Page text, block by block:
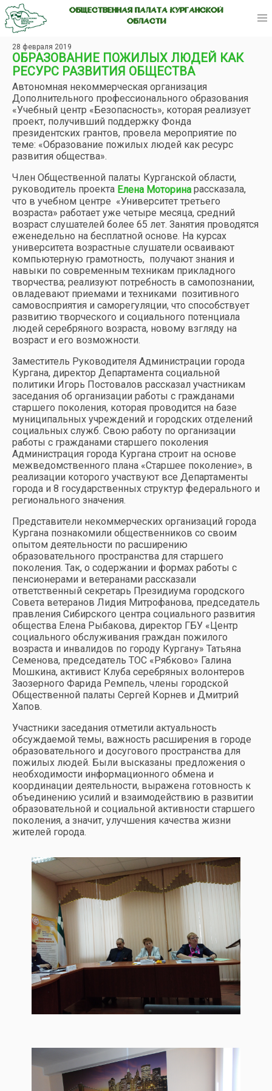
ОБЩЕСТВЕННАЯ ПАЛАТА КУРГАНСКОЙ
ОБЛАСТИ
28 февраля 2019
ОБРАЗОВАНИЕ ПОЖИЛЫХ ЛЮДЕЙ КАК
РЕСУРС РАЗВИТИЯ ОБЩЕСТВА
Автономная некоммерческая организация
Дополнительного профессионального образования
«Учебный центр «Безопасность», которая реализует
проект, получивший поддержку Фонда
президентских грантов, провела мероприятие по
теме: «Образование пожилых людей как ресурс
развития общества».
Член Общественной палаты Курганской области,
руководитель проекта Елена Моторина рассказала,
что в учебном центре «Университет третьего
возраста» работает уже четыре месяца, средний
возраст слушателей более 65 лет. Занятия проводятся
еженедельно на бесплатной основе. На курсах
университета возрастные слушатели осваивают
компьютерную грамотность, получают знания и
навыки по современным техникам прикладного
творчества; реализуют потребность в самопознании,
овладевают приемами и техниками позитивного
самовосприятия и саморегуляции, что способствует
развитию творческого и социального потенциала
людей серебряного возраста, новому взгляду на
возраст и его возможности.
Заместитель Руководителя Администрации города
Кургана, директор Департамента социальной
политики Игорь Постовалов рассказал участникам
заседания об организации работы с гражданами
старшего поколения, которая проводится на базе
муниципальных учреждений и городских отделений
социальных служб. Свою работу по организации
работы с гражданами старшего поколения
Администрация города Кургана строит на основе
межведомственного плана «Старшее поколение», в
реализации которого участвуют все Департаменты
города и 8 государственных структур федерального и
регионального значения.
Представители некоммерческих организаций города
Кургана познакомили общественников со своим
опытом деятельности по расширению
образовательного пространства для старшего
поколения. Так, о содержании и формах работы с
пенсионерами и ветеранами рассказали
ответственный секретарь Президиума городского
Совета ветеранов Лидия Митрофанова, председатель
правления Сибирского центра социального развития
общества Елена Рыбакова, директор ГБУ «Центр
социального обслуживания граждан пожилого
возраста и инвалидов по городу Кургану» Татьяна
Семенова, председатель ТОС «Рябково» Галина
Мошкина, активист Клуба серебряных волонтеров
Заозерного Фарида Ремпель, члены городской
Общественной палаты Сергей Корнев и Дмитрий
Хапов.
Участники заседания отметили актуальность
обсуждаемой темы, важность расширения в городе
образовательного и досугового пространства для
пожилых людей. Были высказаны предложения о
необходимости информационного обмена и
координации деятельности, выражена готовность к
объединению усилий и взаимодействию в развитии
образовательной и социальной активности старшего
поколения, а значит, улучшения качества жизни
жителей города.